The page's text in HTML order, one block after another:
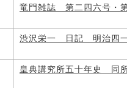
竜門雑誌 第二四六号・
渋沢栄一 日記 明治四
皇典講究所五十年史 同